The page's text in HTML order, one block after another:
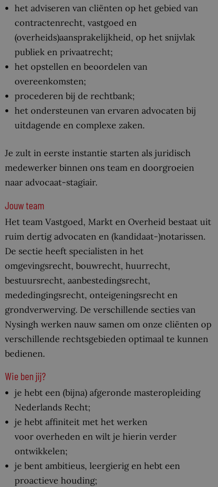
het adviseren van cliënten op het gebied van
contractenrecht, vastgoed en
(overheids)aansprakelijkheid, op het snijvlak
publiek en privaatrecht;
het opstellen en beoordelen van
overeenkomsten;
procederen bij de rechtbank;
het ondersteunen van ervaren advocaten bij
uitdagende en complexe zaken.
Je zult in eerste instantie starten als juridisch
medewerker binnen ons team en doorgroeien
naar advocaat-stagiair.
Jouw team
Het team Vastgoed, Markt en Overheid bestaat uit
ruim dertig advocaten en (kandidaat-)notarissen.
De sectie heeft specialisten in het
omgevingsrecht, bouwrecht, huurrecht,
bestuursrecht, aanbestedingsrecht,
mededingingsrecht, onteigeningsrecht en
grondverwerving. De verschillende secties van
Nysingh werken nauw samen om onze cliënten op
verschillende rechtsgebieden optimaal te kunnen
bedienen.
Wie ben jij?
je hebt een (bijna) afgeronde masteropleiding
Nederlands Recht;
je hebt affiniteit met het werken
voor overheden en wilt je hierin verder
ontwikkelen;
je bent ambitieus, leergierig en hebt een
proactieve houding;